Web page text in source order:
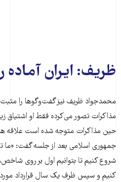
ظریف: ایران آماده
محمدجواد ظریف نیز گفت‌وگو‌ها را
مذاکرات تصور می‌کرده فقط او اشتیاق
حین مذاکرات متوجه شده است علاقه
جمهوری اسلامی بعد از جلسه گفت: «ما
شروع کنیم تا بتوانیم اول بر روی
کنیم و سپس ظرف یک سال قرارداد مورد